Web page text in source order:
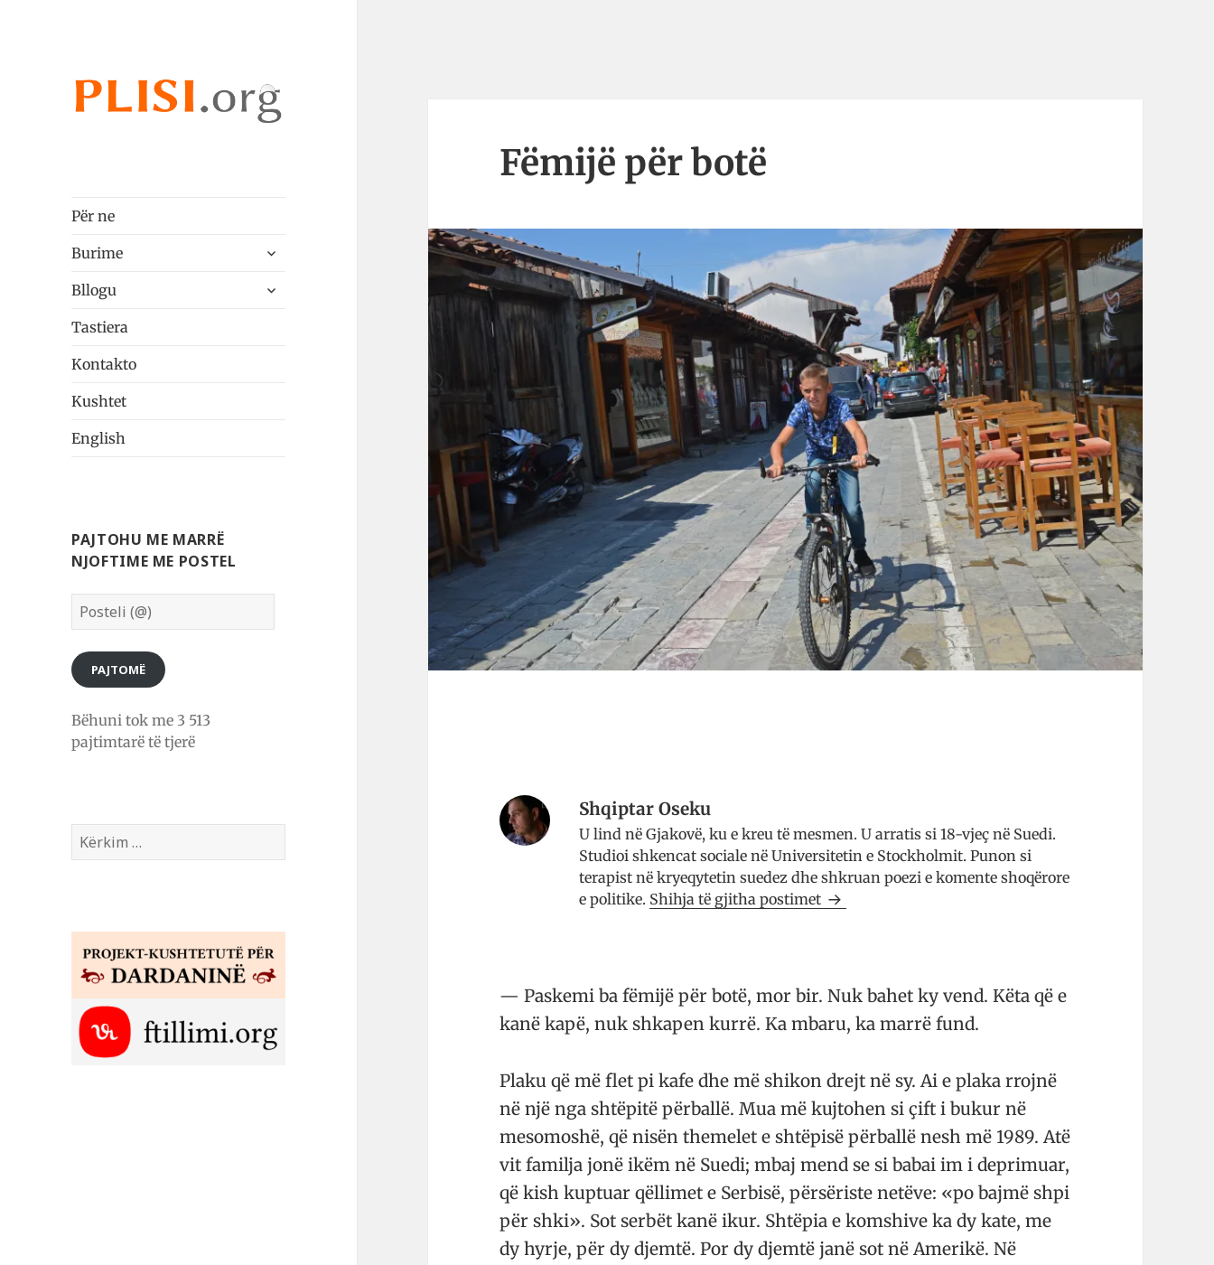
Për ne
Burime
zgjeroni
pjellë
Bllogu
zgjeroni
Tastiera
Kontakto
Kushtet
English
PAJTOHU ME MARRË
NJOFTIME ME POSTEL
Posteli
PAJTOMË
Bëhuni tok me 3 513
pajtimtarë të tjerë
Kërko
Fëmijë për botë
Shqiptar Oseku
U lind në Gjakovë, ku e kreu të mesmen. U arratis si 18-vjeç në Suedi.
Studioi shkencat sociale në Universitetin e Stockholmit. Punon si
terapist në kryeqytetin suedez dhe shkruan poezi e komente shoqërore
e politike. Shihja të gjitha postimet
— Paskemi ba fëmijë për botë, mor bir. Nuk bahet ky vend. Këta që e
kanë kapë, nuk shka­pen kurrë. Ka mbaru, ka marrë fund.
Plaku që më flet pi kafe dhe më shikon drejt në sy. Ai e plaka rrojnë
në një nga shtë­pitë për­ballë. Mua më kuj­to­hen si çift i bukur në
mesomoshë, që nisën the­melet e shtë­pisë për­ballë nesh më 1989. Atë
vit familja jonë ikëm në Suedi; mbaj mend se si babai im i de­pri­muar,
që kish kuptuar qëllimet e Ser­bisë, për­së­riste netëve: «po bajmë shpi
për shki». Sot ser­bët kanë ikur. Shtëpia e komshive ka dy kate, me
dy hyrje, për dy djemtë. Por dy djemtë janë sot në Amerikë. Në